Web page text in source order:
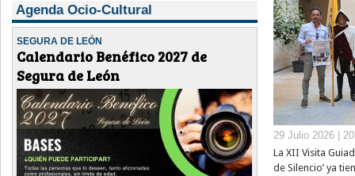
Agenda Ocio-Cultural
SEGURA DE LEÓN
Calendario Benéfico 2027 de
Segura de León
29 Julio 2026 |
La XII Visita
de Silencio’ ya